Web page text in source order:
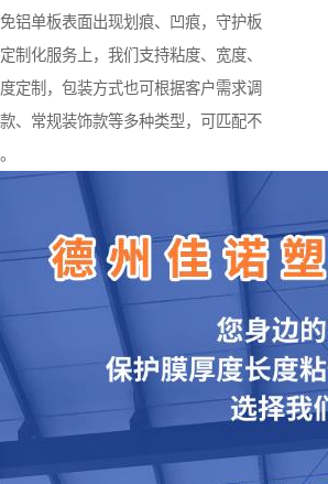
铝单板表面出现划痕、凹痕，守护板
制化服务上，我们支持粘度、宽度、
定制，包装方式也可根据客户需求调
、常规装饰款等多种类型，可匹配不